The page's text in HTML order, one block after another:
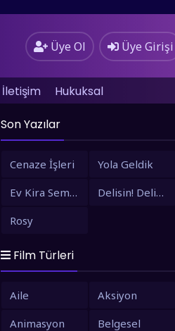
Üye Ol Üye Girişi
İletişim
Hukuksal
Son Yazılar
Cenaze İşleri
Yola Geldik
Ev Kira Semt Bizim
Delisin! Delisin!
Rosy
Film Türleri
Aile
Aksiyon
Animasyon
Belgesel